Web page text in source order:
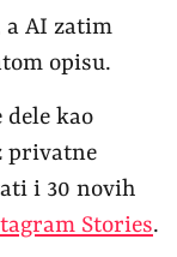
a AI zatim
opisu.
dele kao
privatne
i 30 novih
Stories.